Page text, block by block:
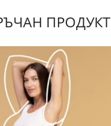
ПРОДУКТ